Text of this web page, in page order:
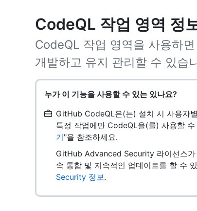
CodeQL 작업 영역 정
CodeQL 작업 영역을 사용하
개발하고 유지 관리할 수 있습
누가 이 기능을 사용할 수 있는 있나요?
GitHub CodeQL은(는) 설치 시 사용자
특정 작업에만 CodeQL을(를) 사용할
기"을 참조하세요.
GitHub Advanced Security 라이선스
속 통합 및 지속적인 업데이트를 할 수
Security 정보.